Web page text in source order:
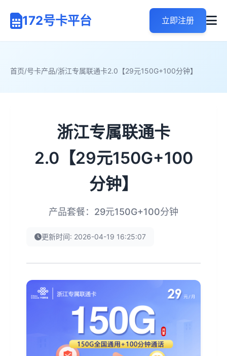
172号卡平台 立即注册
首页/号卡产品/浙江专属联通卡2.0【29元150G+100分钟】
浙江专属联通卡
2.0【29元150G+100
分钟】
产品套餐：29元150G+100分钟
更新时间: 2026-04-19 16:25:07